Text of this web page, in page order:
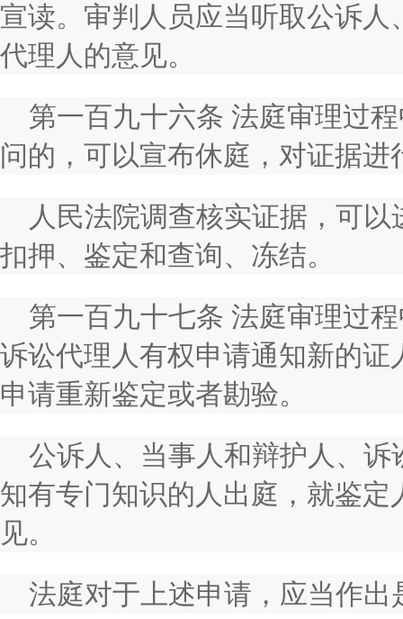
宣读。审判人员应当听取公诉
代理人的意见。
第一百九十六条 法庭审理过
问的，可以宣布休庭，对证据进
人民法院调查核实证据，可
扣押、鉴定和查询、冻结。
第一百九十七条 法庭审理过
诉讼代理人有权申请通知新的
申请重新鉴定或者勘验。
公诉人、当事人和辩护人、
知有专门知识的人出庭，就鉴
见。
法庭对于上述申请，应当作出